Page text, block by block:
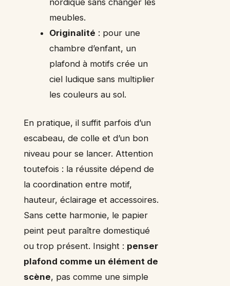
meubles.
Originalité : pour une
chambre d’enfant, un
plafond à motifs crée un
ciel ludique sans multiplier
les couleurs au sol.
En pratique, il suffit parfois d’un
escabeau, de colle et d’un bon
niveau pour se lancer. Attention
toutefois : la réussite dépend de
la coordination entre motif,
hauteur, éclairage et accessoires.
Sans cette harmonie, le papier
peint peut paraître domestiqué
ou trop présent. Insight : penser
plafond comme un élément de
scène, pas comme une simple